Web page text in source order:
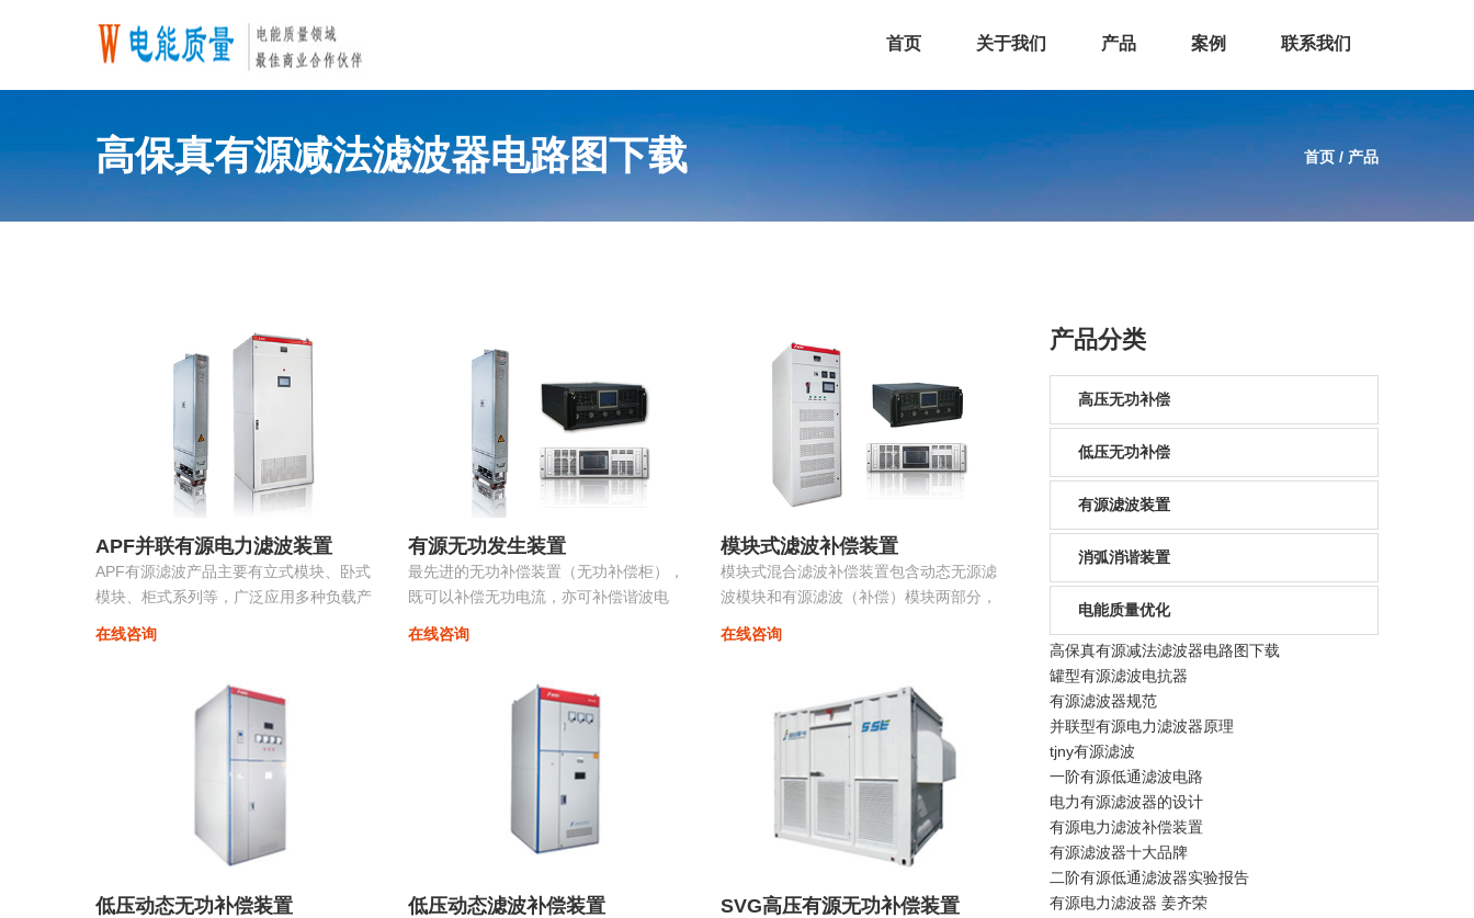
首页 关于我们 产品 案例 联系我们
首页 / 产品
高保真有源减法滤波器电路图下载
APF并联有源电力滤波装置
APF有源滤波产品主要有立式模块、卧式
模块、柜式系列等，广泛应用多种负载产
生的谐波。
在线咨询
有源无功发生装置
最先进的无功补偿装置（无功补偿柜），
既可以补偿无功电流，亦可补偿谐波电
流，改善三相不平衡，抑制电压波动和闪
变，抑制系统振荡...
在线咨询
模块式滤波补偿装置
模块式混合滤波补偿装置包含动态无源滤
波模块和有源滤波（补偿）模块两部分，
共同承担无功补偿和谐波治理的任务。有
源部分和无源部分均由同一控制器控制。
调节无功并抑制特征次谐波电流。有源滤
波模块动态消除谐波，兼顾系统无功补
在线咨询
低压动态无功补偿装置 低压动态滤波补偿装置 SVG高压有源无功补偿装置
产品分类
高压无功补偿
低压无功补偿
有源滤波装置
消弧消谐装置
电能质量优化
高保真有源减法滤波器电路图下载
罐型有源滤波电抗器
有源滤波器规范
并联型有源电力滤波器原理
tjny有源滤波
一阶有源低通滤波电路
电力有源滤波器的设计
有源电力滤波补偿装置
有源滤波器十大品牌
二阶有源低通滤波器实验报告
有源电力滤波器 姜齐荣